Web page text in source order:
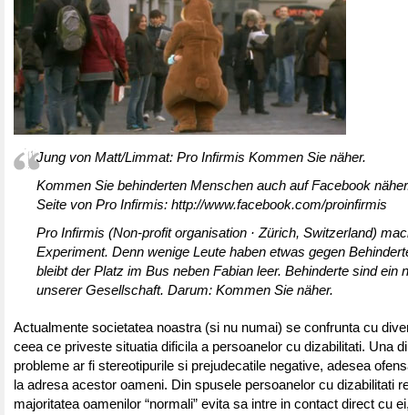
Jung von Matt/Limmat: Pro Infirmis Kommen Sie näher.
Kommen Sie behinderten Menschen auch auf Facebook
Seite von Pro Infirmis: http://www.facebook.com/proinfirmis
Pro Infirmis (Non-profit organisation · Zürich, Switzerland)
Experiment. Denn wenige Leute haben etwas gegen
bleibt der Platz im Bus neben Fabian leer. Behinderte sind ein
unserer Gesellschaft. Darum: Kommen Sie näher.
Actualmente societatea noastra (si nu numai) se confrunta cu
ceea ce priveste situatia dificila a persoanelor cu dizabilitati. Una
probleme ar fi stereotipurile si prejudecatile negative, adesea
la adresa acestor oameni. Din spusele persoanelor cu dizabilitati
majoritatea oamenilor “normali” evita sa intre in contact direct cu